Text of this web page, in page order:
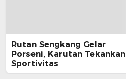
Rutan Sengkang Gelar
Porseni, Karutan Tekankan
Sportivitas